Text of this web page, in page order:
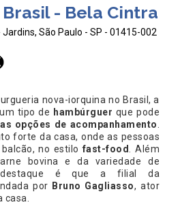
- Bela Cintra
Jardins, São Paulo - SP - 01415-002
nova-iorquina no Brasil, a
tipo de hambúrguer que pode
opções de acompanhamento.
forte da casa, onde as pessoas
no estilo fast-food. Além
bovina e da variedade de
é que a filial da
por Bruno Gagliasso, ator
casa.